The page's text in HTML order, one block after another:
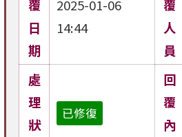
覆
日
期
2025-01-06
14:44
覆
人
員
處
理
狀
已修復
回
覆
內